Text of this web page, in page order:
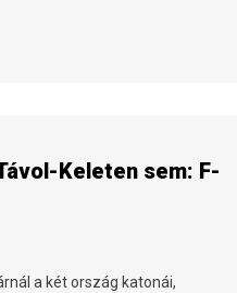
Keleten sem: F-
a két ország katonái,